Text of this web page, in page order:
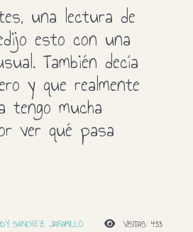
una lectura de
esto con una
También decía
y que realmente
tengo mucha
ver qué pasa
SANCHEZ JARAMILLO VISITAS: 433